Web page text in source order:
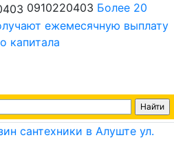
0910220403 Более 20
ежемесячную выплату
капитала